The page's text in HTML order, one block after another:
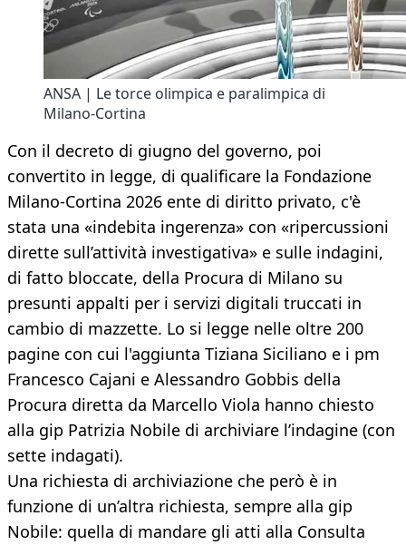
ANSA | Le torce olimpica e paralimpica di
Milano-Cortina
Con il decreto di giugno del governo, poi
convertito in legge, di qualificare la Fondazione
Milano-Cortina 2026 ente di diritto privato, c'è
stata una «indebita ingerenza» con «ripercussioni
dirette sull’attività investigativa» e sulle indagini,
di fatto bloccate, della Procura di Milano su
presunti appalti per i servizi digitali truccati in
cambio di mazzette. Lo si legge nelle oltre 200
pagine con cui l'aggiunta Tiziana Siciliano e i pm
Francesco Cajani e Alessandro Gobbis della
Procura diretta da Marcello Viola hanno chiesto
alla gip Patrizia Nobile di archiviare l’indagine (con
sette indagati).
Una richiesta di archiviazione che però è in
funzione di un’altra richiesta, sempre alla gip
Nobile: quella di mandare gli atti alla Consulta